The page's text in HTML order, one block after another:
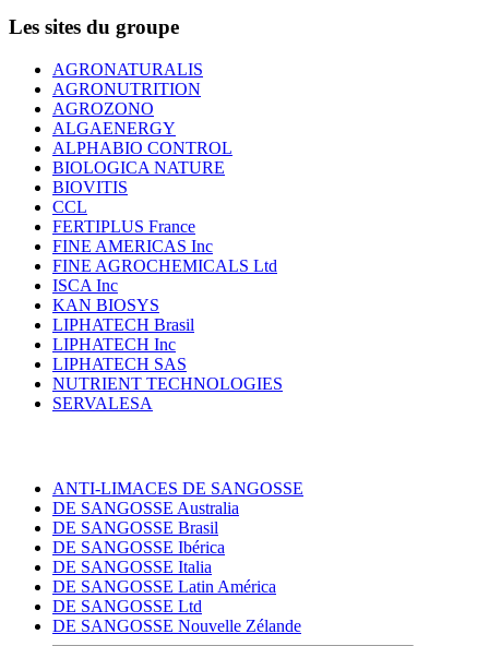
Les sites du groupe
AGRONATURALIS
AGRONUTRITION
AGROZONO
ALGAENERGY
ALPHABIO CONTROL
BIOLOGICA NATURE
BIOVITIS
CCL
FERTIPLUS France
FINE AMERICAS Inc
FINE AGROCHEMICALS Ltd
ISCA Inc
KAN BIOSYS
LIPHATECH Brasil
LIPHATECH Inc
LIPHATECH SAS
NUTRIENT TECHNOLOGIES
SERVALESA
ANTI-LIMACES DE SANGOSSE
DE SANGOSSE Australia
DE SANGOSSE Brasil
DE SANGOSSE Ibérica
DE SANGOSSE Italia
DE SANGOSSE Latin América
DE SANGOSSE Ltd
DE SANGOSSE Nouvelle Zélande